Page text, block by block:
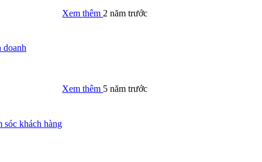
doanh
Xem thêm 2 năm trước
sóc khách hàng
Xem thêm 5 năm trước